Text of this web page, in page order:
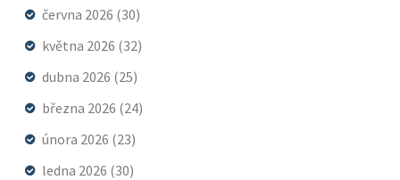
června 2026 (30)
května 2026 (32)
dubna 2026 (25)
března 2026 (24)
února 2026 (23)
ledna 2026 (30)